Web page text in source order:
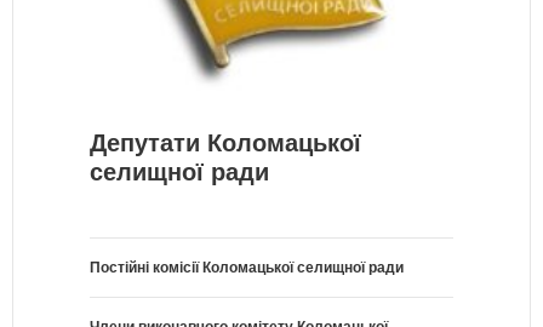
Депутати Коломацької
селищної ради
Постійні комісії Коломацької селищної ради